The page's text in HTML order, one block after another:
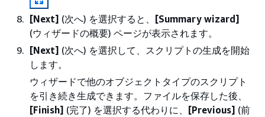
[Next] (次へ) を選択すると、
[Summary wizard]
(ウィザードの概要) ページが表示されます。
[Next] (次へ) を選択して、スクリプトの生成を開始
します。
ウィザードで他のオブジェクトタイプのスクリプト
を引き続き生成できます。ファイルを保存した後、
[Finish] (完了) を選択する代わりに、 [Previous] (前